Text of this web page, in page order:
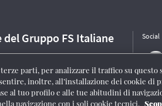
Gruppo FS Italiane Social
Roma n° 204/2009|Aut. SIAE 1312/I/1382-Lic.
parti, per analizzare il traffico su questo
inoltre, all’installazione dei cookie di
al tuo profilo e alle tue abitudini di
navigazione con i soli cookie tecnici.